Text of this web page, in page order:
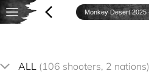
ALL (106 shooters, 2 nations)